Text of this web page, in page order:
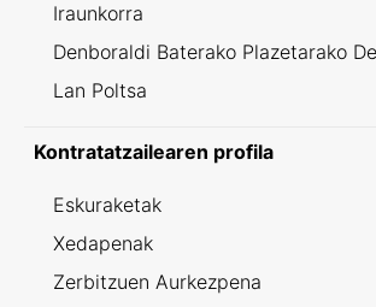
Iraunkorra
Denboraldi Baterako Plazetarako
Lan Poltsa
Kontratatzailearen profila
Eskuraketak
Xedapenak
Zerbitzuen Aurkezpena